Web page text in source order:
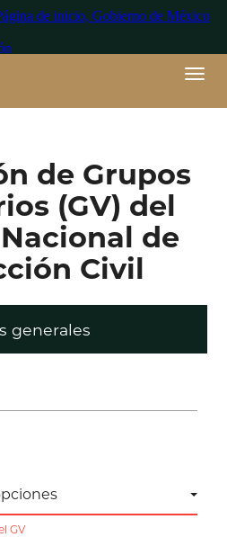
de Grupos
(GV) del
de
Civil
generales
GV